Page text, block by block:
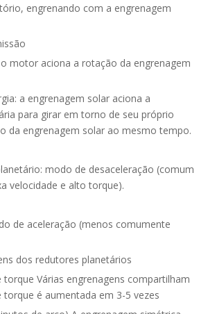
engrenando com a engrenagem
motor aciona a rotação da engrenagem
a engrenagem solar aciona a
para girar em torno de seu próprio
da engrenagem solar ao mesmo tempo.
modo de desaceleração (comum
velocidade e alto torque).
de aceleração (menos comumente
dos redutores planetários
torque Várias engrenagens compartilham
torque é aumentada em 3-5 vezes